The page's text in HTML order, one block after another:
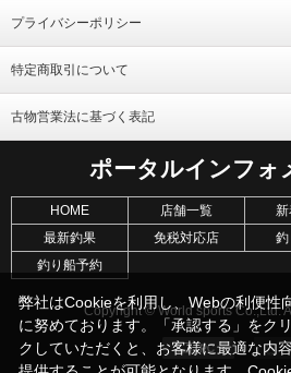
プライバシーポリシー
特定商取引について
古物営業法に基づく表記
ポータルインフォ
HOME 店舗一覧
最新釣果
免税対応店
釣り船予約
Copyright © World sports Co.,Ltd.
弊社はCookieを利用し、Webの利便性
に努めております。「承認する」をク
クしていただくと、お客様に最適な内